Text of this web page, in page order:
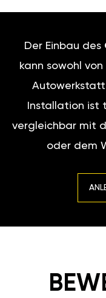
Der Einbau des
kann sowohl
Installation ist
vergleichbar mit
oder dem